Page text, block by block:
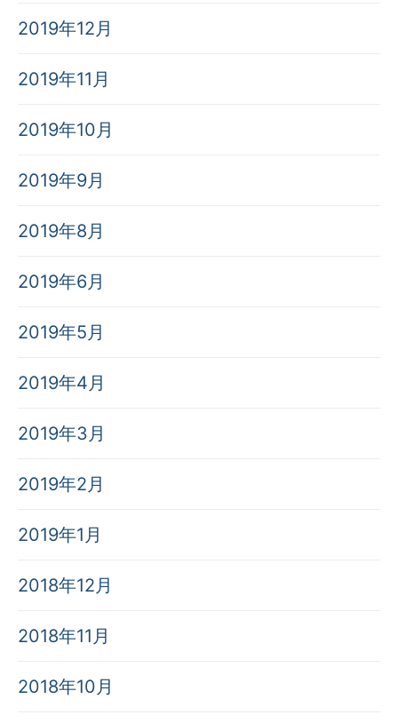
2019年12月
2019年11月
2019年10月
2019年9月
2019年8月
2019年6月
2019年5月
2019年4月
2019年3月
2019年2月
2019年1月
2018年12月
2018年11月
2018年10月